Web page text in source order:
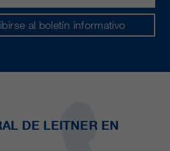
al boletín informativo
DE LEITNER EN